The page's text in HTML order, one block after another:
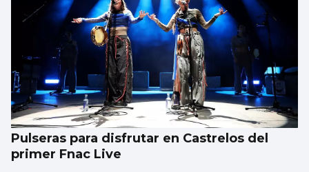
La Atención Primaria pasa a depender de
las gerencias
Pulseras para disfrutar en Castrelos del
primer Fnac Live